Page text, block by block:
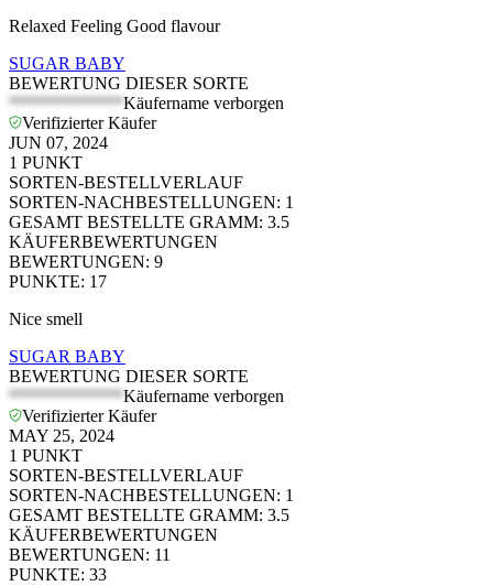
Relaxed Feeling Good flavour
SUGAR BABY
BEWERTUNG DIESER SORTE
*************Käufername verborgen
Verifizierter Käufer
JUN 07, 2024
1 PUNKT
SORTEN-BESTELLVERLAUF
SORTEN-NACHBESTELLUNGEN: 1
GESAMT BESTELLTE GRAMM: 3.5
KÄUFERBEWERTUNGEN
BEWERTUNGEN: 9
PUNKTE: 17
Nice smell
SUGAR BABY
BEWERTUNG DIESER SORTE
*************Käufername verborgen
Verifizierter Käufer
MAY 25, 2024
1 PUNKT
SORTEN-BESTELLVERLAUF
SORTEN-NACHBESTELLUNGEN: 1
GESAMT BESTELLTE GRAMM: 3.5
KÄUFERBEWERTUNGEN
BEWERTUNGEN: 11
PUNKTE: 33